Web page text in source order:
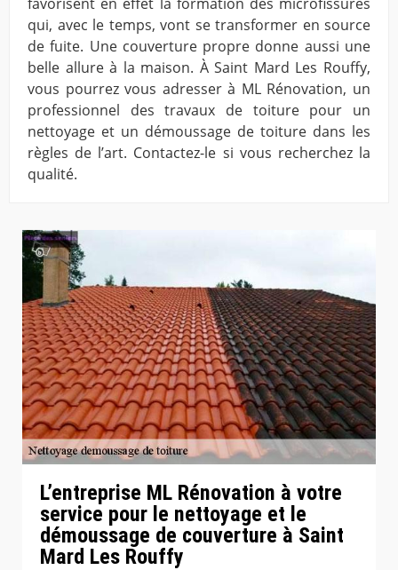
qui, avec le temps, vont se transformer en source
de fuite. Une couverture propre donne aussi une
belle allure à la maison. À Saint Mard Les Rouffy,
vous pourrez vous adresser à ML Rénovation, un
professionnel des travaux de toiture pour un
nettoyage et un démoussage de toiture dans les
règles de l’art. Contactez-le si vous recherchez la
qualité.
L’entreprise ML Rénovation à votre
service pour le nettoyage et le
démoussage de couverture à Saint
Mard Les Rouffy